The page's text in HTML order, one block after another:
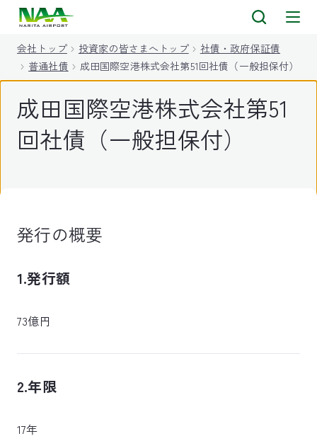
会社トップ 投資家の皆さまへトップ
社債・政府保証債
普通社債
成田国際空港株式会社第51回社債（一般担保付）
成田国際空港株式会社第51
回社債（一般担保付）
発行の概要
1.発行額
73億円
2.年限
17年